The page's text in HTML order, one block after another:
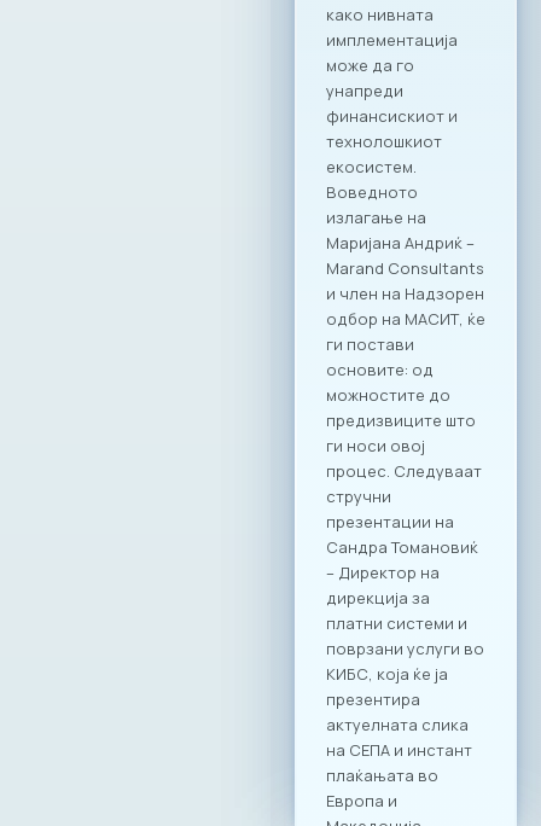
конференција ја
нагласува
неопходноста од
ИКТ секторот како
примарен партнер
во процесите на
реформирање на
економскиот
систем. Како
претставници на
најдинамичната
индустрија, МАСИТ
цврсто стои на
ставот дека
технологијата е
најефикасната
алатка за
воспоставување
на ред,
транспарентност и
фер конкуренција
на пазарот.
Официјализирањет
о на оваа
соработка преку
Декларацијата е
потврда за
заложбите на ИКТ
заедницата за
системски промени
кои ќе ги
трансформираат